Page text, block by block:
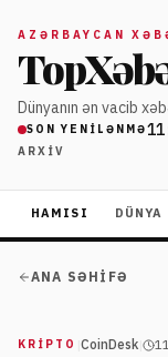
AZƏRBAYCAN
Dünyanın ən vacib
SON YENILƏNMƏ
ARXIV
HAMISI DÜNYA
ANA SƏHIFƏ
KRIPTO CoinDesk